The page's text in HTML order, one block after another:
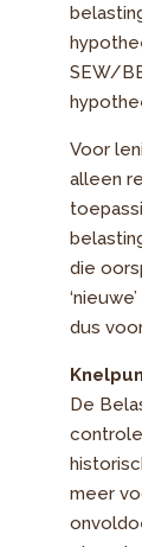
SEW/
Voor
alleen
die
dus
De
meer